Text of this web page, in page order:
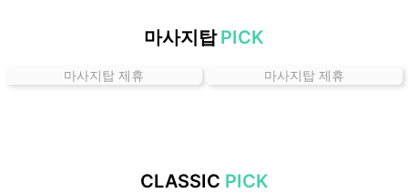
동
마사지탑 PICK
마사지탑 제휴 마사지탑 제휴
CLASSIC PICK